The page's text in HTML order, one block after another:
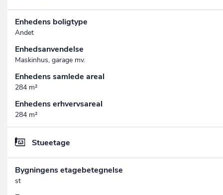
Enhedens boligtype
Andet
Enhedsanvendelse
Maskinhus, garage mv.
Enhedens samlede areal
284 m²
Enhedens erhvervsareal
284 m²
Stueetage
Bygningens etagebetegnelse
st